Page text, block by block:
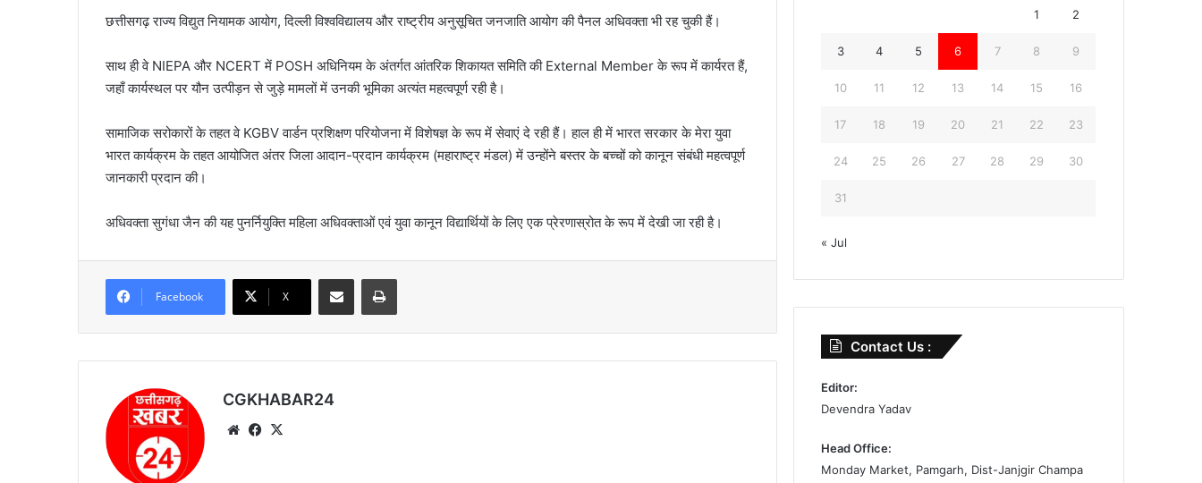
छत्तीसगढ़ राज्य विद्युत नियामक आयोग, दिल्ली विश्वविद्यालय और राष्ट्रीय अनुसूचित जनजाति आयोग की पैनल अधिवक्ता भी रह चुकी हैं।
साथ ही वे NIEPA और NCERT में POSH अधिनियम के अंतर्गत आंतरिक शिकायत समिति की External Member के रूप में कार्यरत हैं,
जहाँ कार्यस्थल पर यौन उत्पीड़न से जुड़े मामलों में उनकी भूमिका अत्यंत महत्वपूर्ण रही है।
सामाजिक सरोकारों के तहत वे KGBV वार्डन प्रशिक्षण परियोजना में विशेषज्ञ के रूप में सेवाएं दे रही हैं। हाल ही में भारत सरकार के मेरा युवा
भारत कार्यक्रम के तहत आयोजित अंतर जिला आदान-प्रदान कार्यक्रम (महाराष्ट्र मंडल) में उन्होंने बस्तर के बच्चों को कानून संबंधी महत्वपूर्ण
जानकारी प्रदान की।
अधिवक्ता सुगंधा जैन की यह पुनर्नियुक्ति महिला अधिवक्ताओं एवं युवा कानून विद्यार्थियों के लिए एक प्रेरणास्रोत के रूप में देखी जा रही है।
Facebook X
CGKHABAR24
We Fa
1 2
3 4 5 6 7 8 9
10 11 12 13 14 15 16
17 18 19 20 21 22 23
24 25 26 27 28 29 30
31
« Jul
Contact Us :
Editor:
Devendra Yadav
Head Office:
Monday Market, Pamgarh, Dist-Janjgir Champa